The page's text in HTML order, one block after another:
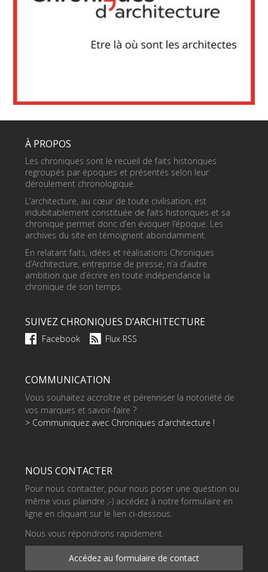
À PROPOS
Les chroniques sont le recueil de faits historiques
regroupés par époques et présentés selon leur
déroulement chronologique.
L’architecture, au cœur de toute civilisation, est
indubitablement constituée de faits historiques et sa
chronique permet donc d’en évoquer l’époque. Les
archives du site en témoignent abondamment.
En relatant faits, idées et réalisations Chroniques
d’Architecture, entreprise de presse, n’a d’autre
ambition que d’écrire en toute indépendance la
chronique de son temps.
SUIVEZ CHRONIQUES D’ARCHITECTURE
Facebook Flux RSS
COMMUNICATION
Vous souhaitez accroître et pérenniser la notoriété de
vos marques et savoir-faire ?
> Communiquez avec Chroniques d’architecture !
NOUS CONTACTER
Pour nous contacter, pour nous poser une question ou
même vous plaindre ;-) accédez à notre formulaire en
ligne en cliquant sur le lien ci-dessous.
Nous vous répondrons rapidement.
Accédez au formulaire de contact